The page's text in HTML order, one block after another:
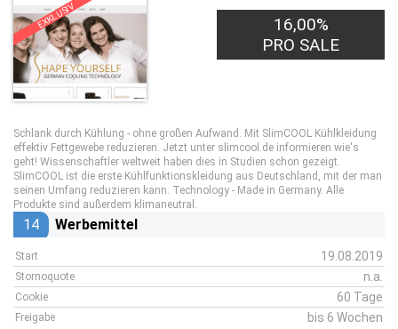
EXKLUSIV
16,00%
PRO SALE
Schlank durch Kühlung - ohne großen Aufwand. Mit SlimCOOL Kühlkleidung
effektiv Fettgewebe reduzieren. Jetzt unter slimcool.de informieren wie's
geht! Wissenschaftler weltweit haben dies in Studien schon gezeigt.
SlimCOOL ist die erste Kühlfunktionskleidung aus Deutschland, mit der man
seinen Umfang reduzieren kann. Technology - Made in Germany. Alle
Produkte sind außerdem klimaneutral.
14 Werbemittel
Start 19.08.2019
Stornoquote n.a.
Cookie 60 Tage
Freigabe bis 6 Wochen